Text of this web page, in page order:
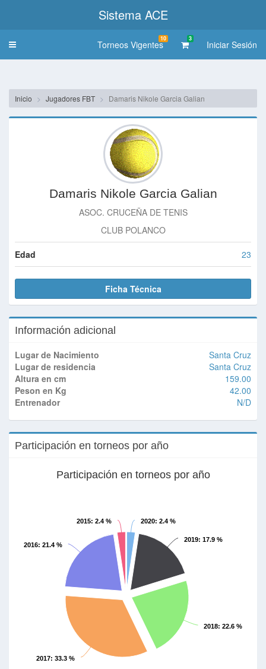
Sistema ACE
Toggle
Torneos Vigentes
10 3
Iniciar Sesión
Inicio Jugadores FBT Damaris Nikole Garcia Galian
Damaris Nikole Garcia Galian
ASOC. CRUCEÑA DE TENIS
CLUB POLANCO
Edad 23
Ficha Técnica
Información adicional
Lugar de Nacimiento
Santa Cruz
Lugar de residencia
Santa Cruz
Altura en cm
159.00
Peson en Kg
42.00
Entrenador
N/D
Participación en torneos por año
Participación en torneos por año
2020: 2.4 %
2019: 17.9 %
2018: 22.6 %
2017: 33.3 %
2016: 21.4 %
2015: 2.4 %